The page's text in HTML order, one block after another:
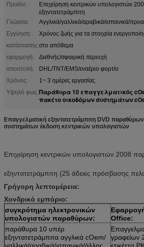
Προϊόν:
Επιχείρηση κεντρικών υπολογιστών
εξηντατετράμπιτη
Γλώσσα:
Αγγλικά/γαλλικά/αραβικά/ισπανικά/
Εγγύηση:
Χρόνος ζωής για τα στοιχεία
κατάστασης:στο απόθεμα
εφαρμογή:
Διεθνής/σφαιρική περιοχή
αποστολή:
DHL/TNT/EMS/εναέριο φορτίο
Χρόνος:
1~ 3 ημέρες εργασίας
Υψηλό φως:Παράθυρα 10 επαγγελματικός
πακέτο οικοδόμων συστημάτων
Επαγγελματική εξηντατετράμπιτη DVD
συστημάτων έκδοση κεντρικών υπολογιστών
Επιχείρηση κεντρικών υπολογιστών 2008
εξηντατετράμπιτη (25 άδειες πρόσβασης
Γρήγορη λεπτομέρεια:
Χονδρικό εμπόριο:
συγκρότημα ηλεκτρονικών
υπολογιστών παραθύρων:
Office:
παράθυρα 10 υπέρ
εξηντατετράμπιτα αγγλικά cOem/
γραφείων